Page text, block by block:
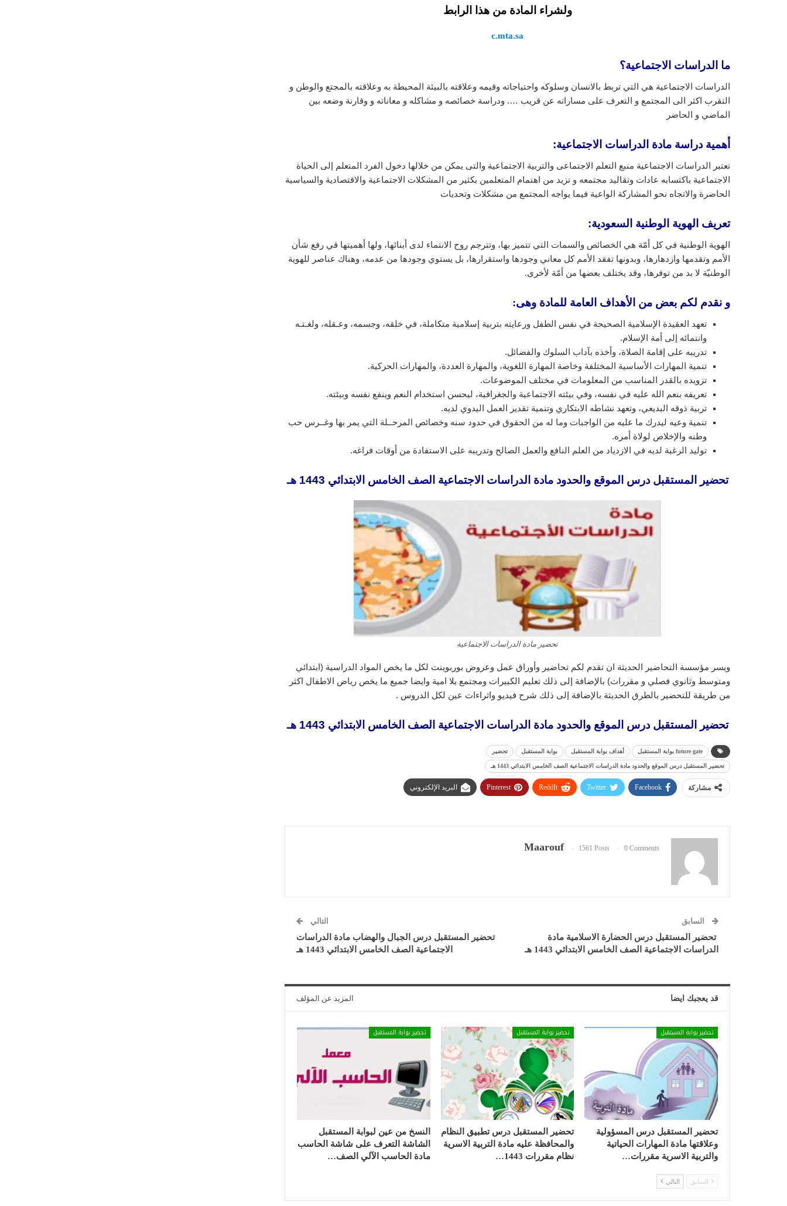
ولشراء المادة من هذا الرابط
c.mta.sa
ما الدراسات الاجتماعية؟
الدراسات الاجتماعية هي التي تربط بالانسان وسلوكه واحتياجاته وقيمه وعلاقته بالبيئة المحيطة به وعلاقته بالمجتع والوطن و
التقرب اكثر الى المجتمع و التعرف على مساراته عن قريب …. ودراسة خصائصه و مشاكله و معاناته و وقارنة وضعه بين
الماضي و الحاضر
أهمية دراسة مادة الدراسات الاجتماعية:
تعتبر الدراسات الاجتماعية منبع التعلم الاجتماعى والتربية الاجتماعية والتى يمكن من خلالها دخول الفرد المتعلم إلى الحياة
الاجتماعية باكتسابه عادات وتقاليد مجتمعه و تزيد من اهتمام المتعلمين بكثير من المشكلات الاجتماعية والاقتصادية والسياسية
الحاضرة والاتجاه نحو المشاركة الواعية فيما يواجه المجتمع من مشكلات وتحديات
تعريف الهوية الوطنية السعودية:
الهوية الوطنية في كل أمّة هي الخصائص والسمات التي تتميز بها، وتترجم روح الانتماء لدى أبنائها، ولها أهميتها في رفع شأن
الأمم وتقدمها وازدهارها، وبدونها تفقد الأمم كل معاني وجودها واستقرارها، بل يستوي وجودها من عدمه، وهناك عناصر للهوية
الوطنيّة لا بد من توفرها، وقد يختلف بعضها من أمّة لأخرى.
و نقدم لكم بعض من الأهداف العامة للمادة وهى:
تعهد العقيدة الإسلامية الصحيحة في نفس الطفل ورعايته بتربية إسلامية متكاملة، في خلقه، وجسمه، وعـقله، ولغـتـه
وانتمائه إلى أمة الإسلام.
تدريبه على إقامة الصلاة، وأخذه بآداب السلوك والفضائل.
تنمية المهارات الأساسية المختلفة وخاصة المهارة اللغوية، والمهارة العددة، والمهارات الحركية.
تزويده بالقدر المناسب من المعلومات في مختلف الموضوعات.
تعريفه بنعم الله عليه في نفسه، وفي بيئته الاجتماعية والجغرافية، ليحسن استخدام النعم وينفع نفسه وبيئته.
تربية ذوقه البديعي، وتعهد نشاطه الابتكاري وتنمية تقدير العمل اليدوي لديه.
تنمية وعيه ليدرك ما عليه من الواجبات وما له من الحقوق في حدود سنه وخصائص المرحــلة التي يمر بها وغــرس حب
وطنه والإخلاص لولاة أمره.
توليد الرغبة لديه في الازدياد من العلم النافع والعمل الصالح وتدريبه على الاستفادة من أوقات فراغه.
تحضير المستقبل درس الموقع والحدود مادة الدراسات الاجتماعية الصف الخامس الابتدائي 1443 هـ
تحضير مادة الدراسات الاجتماعية
ويسر مؤسسة التحاضير الحديثة ان تقدم لكم تحاضير وأوراق عمل وعروض بوربوينت لكل ما يخص المواد الدراسية (ابتدائي
ومتوسط وثانوي فصلي و مقررات) بالإضافة إلى ذلك تعليم الكبيرات ومجتمع بلا امية وايضا جميع ما يخص رياض الاطفال اكثر
من طريقة للتحضير بالطرق الحديثة بالإضافة إلى ذلك شرح فيديو واثراءات عين لكل الدروس .
تحضير المستقبل درس الموقع والحدود مادة الدراسات الاجتماعية الصف الخامس الابتدائي 1443 هـ
future gate بوابة المستقبل أهداف بوابة المستقبل بوابة المستقبل تحضير
تحضير المستقبل درس الموقع والحدود مادة الدراسات الاجتماعية الصف الخامس الابتدائي 1443 هـ
مشاركة Facebook
Twitter
ReddIt
Pinterest البريد الإلكتروني
Maarouf 1561 Posts 0 Comments
السابق
تحضير المستقبل درس الحضارة الاسلامية مادة
الدراسات الاجتماعية الصف الخامس الابتدائي 1443 هـ
التالي
تحضير المستقبل درس الجبال والهضاب مادة الدراسات
الاجتماعية الصف الخامس الابتدائي 1443 هـ
قد يعجبك ايضا المزيد عن المؤلف
تحضير بوابة المستقبل
تحضير المستقبل درس المسؤولية
وعلاقتها مادة المهارات الحياتية
والتربية الاسرية مقررات…
تحضير بوابة المستقبل
تحضير المستقبل درس تطبيق النظام
والمحافظة عليه مادة التربية الاسرية
نظام مقررات 1443…
تحضير بوابة المستقبل
النسخ من عين لبوابة المستقبل
الشاشة التعرف على شاشة الحاسب
مادة الحاسب الآلي الصف…
السابق التالي